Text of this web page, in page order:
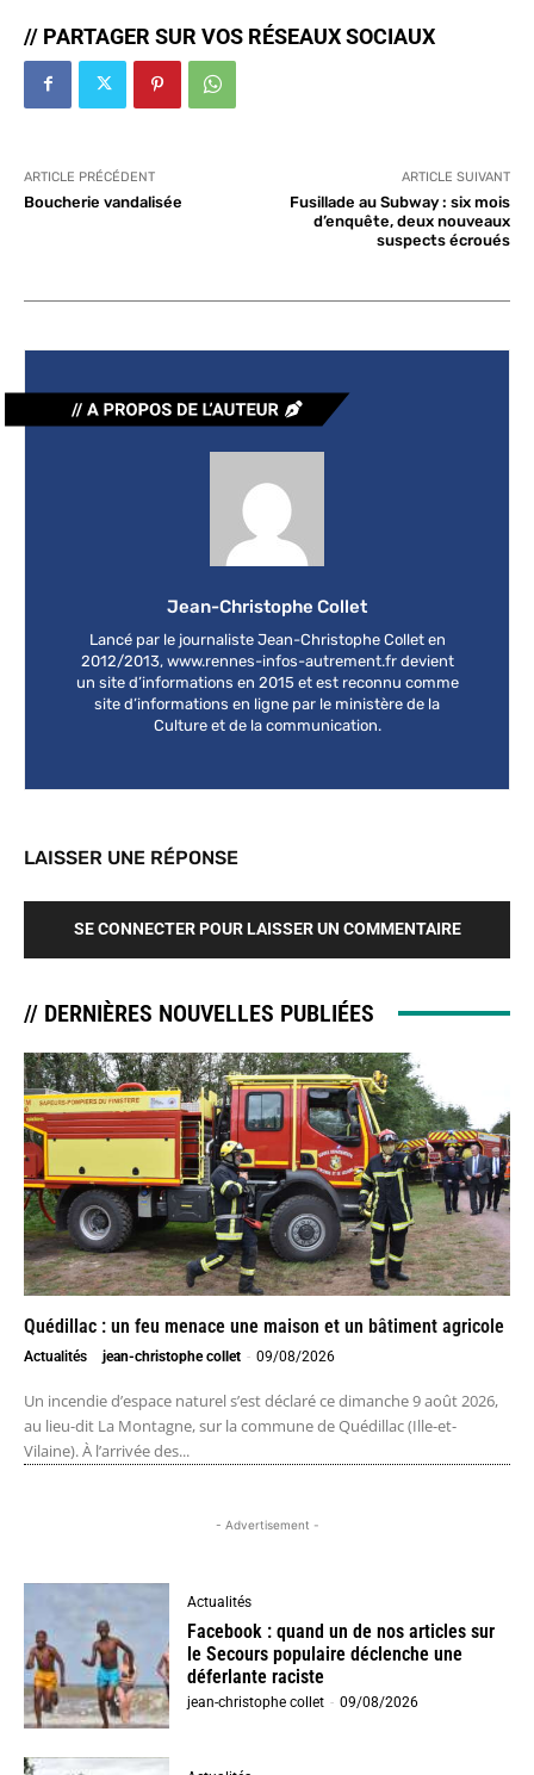
// PARTAGER SUR VOS RÉSEAUX SOCIAUX
ARTICLE PRÉCÉDENT
Boucherie vandalisée
ARTICLE SUIVANT
Fusillade au Subway : six mois
d’enquête, deux nouveaux
suspects écroués
Jean-Christophe Collet
Lancé par le journaliste Jean-Christophe Collet en
2012/2013, www.rennes-infos-autrement.fr devient
un site d’informations en 2015 et est reconnu comme
site d’informations en ligne par le ministère de la
Culture et de la communication.
LAISSER UNE RÉPONSE
SE CONNECTER POUR LAISSER UN COMMENTAIRE
// DERNIÈRES NOUVELLES PUBLIÉES
Quédillac : un feu menace une maison et un bâtiment agricole
Actualités jean-christophe collet - 09/08/2026
Un incendie d’espace naturel s’est déclaré ce dimanche 9 août 2026,
au lieu-dit La Montagne, sur la commune de Quédillac (Ille-et-
Vilaine). À l’arrivée des...
- Advertisement -
Actualités
Facebook : quand un de nos articles sur
le Secours populaire déclenche une
déferlante raciste
jean-christophe collet - 09/08/2026